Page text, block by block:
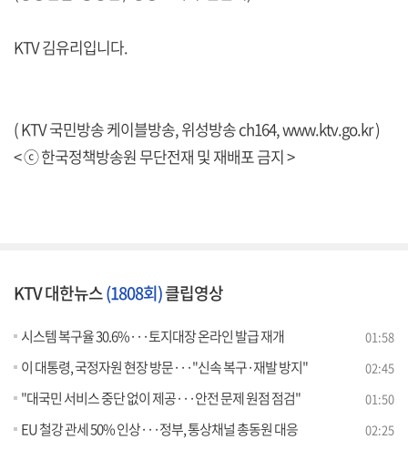
KTV 김유리입니다.
( KTV 국민방송 케이블방송, 위성방송 ch164,www.ktv.go.kr)
< ⓒ 한국정책방송원 무단전재 및 재배포 금지 >
KTV 대한뉴스(1808회)클립영상
시스템 복구율 30.6%···토지대장 온라인 발급 재개 01:58
이 대통령, 국정자원 현장 방문···"신속 복구·재발 방지" 02:45
"대국민 서비스 중단 없이 제공···안전 문제 원점 점검" 01:50
EU 철강 관세 50% 인상···정부, 통상채널 총동원 대응 02:25